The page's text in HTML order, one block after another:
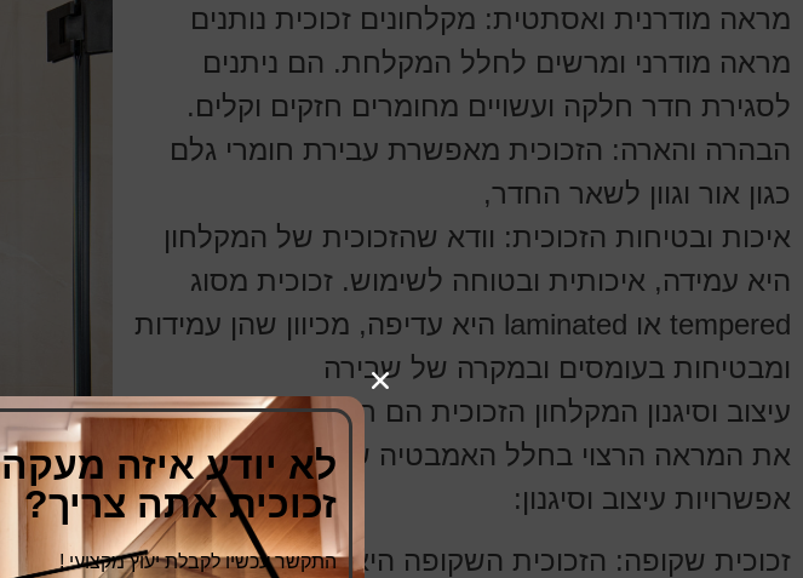
מראה מודרנית ואסתטית: מקלחונים זכוכית נותנים
מראה מודרני ומרשים לחלל המקלחת. הם ניתנים
לסגירת חדר חלקה ועשויים מחומרים חזקים וקלים.
הבהרה והארה: הזכוכית מאפשרת עבירת חומרי גלם
כגון אור וגוון לשאר החדר,
איכות ובטיחות הזכוכית: וודא שהזכוכית של המקלחון
היא עמידה, איכותית ובטוחה לשימוש. זכוכית מסוג
tempered או laminated היא עדיפה, מכיוון שהן עמידות
ומבטיחות בעומסים ובמקרה של שבירה
עיצוב וסיגנון המקלחון הזכוכית הם חשובים כדי ליצור
את המראה הרצוי בחלל האמבטיה שלך. הנה כמה
אפשרויות עיצוב וסיגנון:
זכוכית שקופה: הזכוכית השקופה היא האפשרות
לא יודע איזה מעקה
זכוכית אתה צריך?
התקשר עכשיו לקבלת יעוץ מקצועי !